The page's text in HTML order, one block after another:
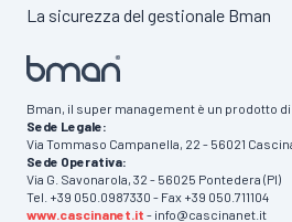
La sicurezza del gestionale Bman
Bman, il super management è un prodotto di
Sede Legale:
Via Tommaso Campanella, 22 - 56021
Sede Operativa:
Via G. Savonarola, 32 - 56025 Pontedera (PI)
Tel. +39 050.0987330 - Fax +39 050.711104
www.cascinanet.it - info@cascinanet.it